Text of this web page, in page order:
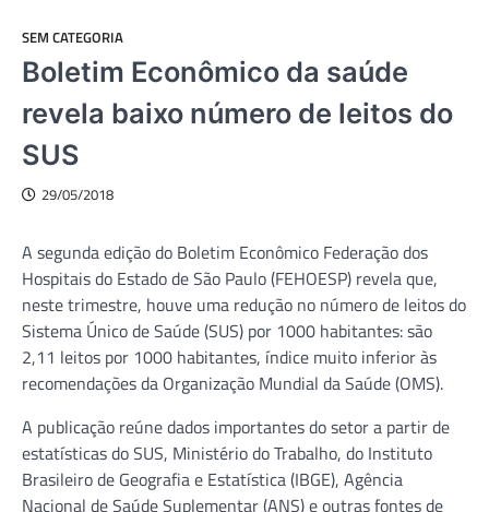
SEM CATEGORIA
Boletim Econômico da saúde
revela baixo número de leitos do
SUS
29/05/2018
A segunda edição do Boletim Econômico Federação dos
Hospitais do Estado de São Paulo (FEHOESP) revela que,
neste trimestre, houve uma redução no número de leitos do
Sistema Único de Saúde (SUS) por 1000 habitantes: são
2,11 leitos por 1000 habitantes, índice muito inferior às
recomendações da Organização Mundial da Saúde (OMS).
A publicação reúne dados importantes do setor a partir de
estatísticas do SUS, Ministério do Trabalho, do Instituto
Brasileiro de Geografia e Estatística (IBGE), Agência
Nacional de Saúde Suplementar (ANS) e outras fontes de